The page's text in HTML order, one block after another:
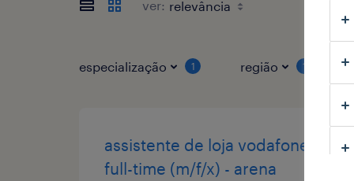
ver:
especialização 1 região 1
assistente de loja vodafone
full-time (m/f/x) - arena